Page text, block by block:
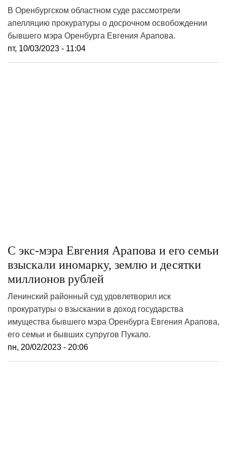
В Оренбургском областном суде рассмотрели
апелляцию прокуратуры о досрочном освобождении
бывшего мэра Оренбурга Евгения Арапова.
пт, 10/03/2023 - 11:04
С экс-мэра Евгения Арапова и его семьи
взыскали иномарку, землю и десятки
миллионов рублей
Ленинский районный суд удовлетворил иск
прокуратуры о взыскании в доход государства
имущества бывшего мэра Оренбурга Евгения Арапова,
его семьи и бывших супругов Пукало.
пн, 20/02/2023 - 20:06